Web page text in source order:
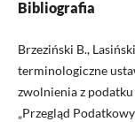
Bibliografia
Brzeziński B.,
terminologiczne
zwolnienia z
„Przegląd